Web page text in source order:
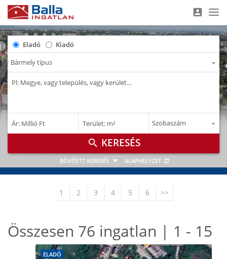
account_box
Eladó Kiadó
–
Ár: Millió Ft –
Terület: m²
search
BŐVÍTETT KERESÉS ALAPHELYZET
1 2 3 4 5 6 >>
Összesen 76 ingatlan | 1 - 15
ELADÓ